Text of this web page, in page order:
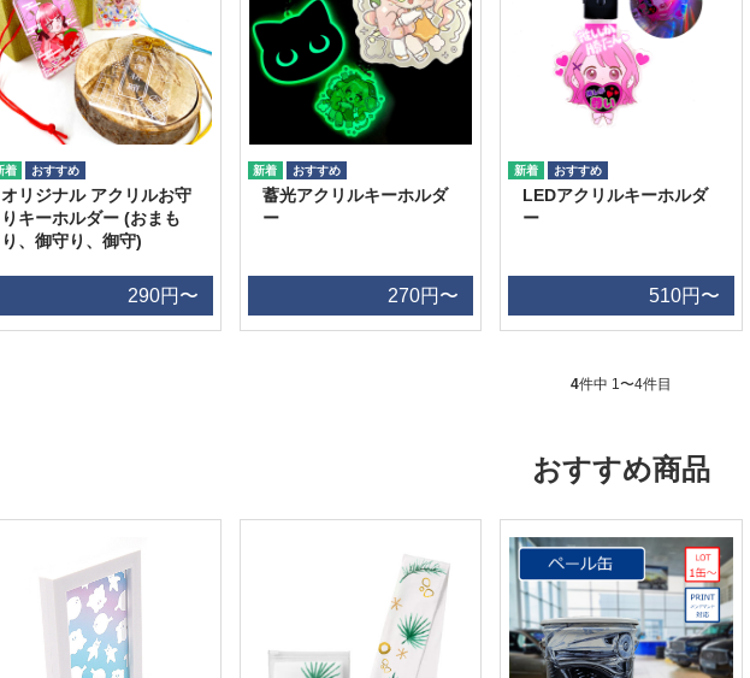
オリジナル アクリルお守
りキーホルダー (おまも
り、御守り、御守)
290円〜
蓄光アクリルキーホルダ
ー
270円〜
LEDアクリルキーホルダ
ー
510円〜
4件中 1〜4件目
おすすめ商品